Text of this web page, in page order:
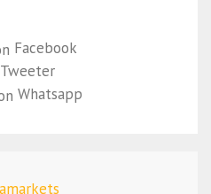
Facebook
Tweeter
Whatsapp